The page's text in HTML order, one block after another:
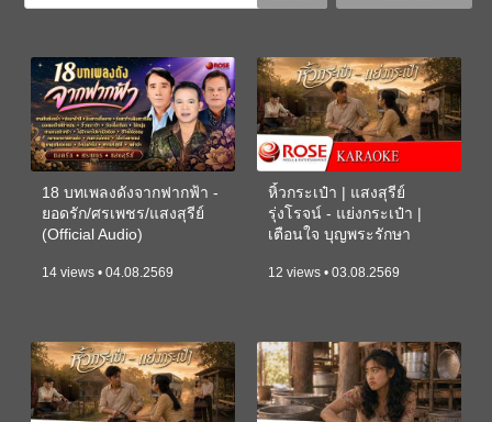
18 บทเพลงดังจากฟากฟ้า -
ยอดรัก/ศรเพชร/แสงสุรีย์
(Official Audio)
14 views • 04.08.2569
หิ้วกระเป๋า | แสงสุรีย์
รุ่งโรจน์ - แย่งกระเป๋า |
เตือนใจ บุญพระรักษา
12 views • 03.08.2569